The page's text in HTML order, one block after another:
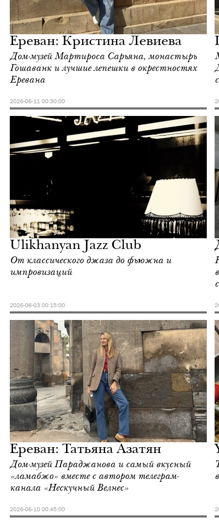
Ереван: Кристина Левиева
Дом-музей Мартироса Сарьяна, монастырь
Гошаванк и лучшие лепешки в окрестностях
Еревана
2026-06-11 00:30:00
Guide
Ulikhanyan Jazz Club
От классического джаза до фьюжна и
импровизаций
2026-06-03 00:15:00
Guide
Ереван: Татьяна Азатян
Дом-музей Параджанова и самый вкусный
«ламабжо» вместе с автором телеграм-
канала «Нескучный Велнес»
2026-06-10 00:45:00
Guide